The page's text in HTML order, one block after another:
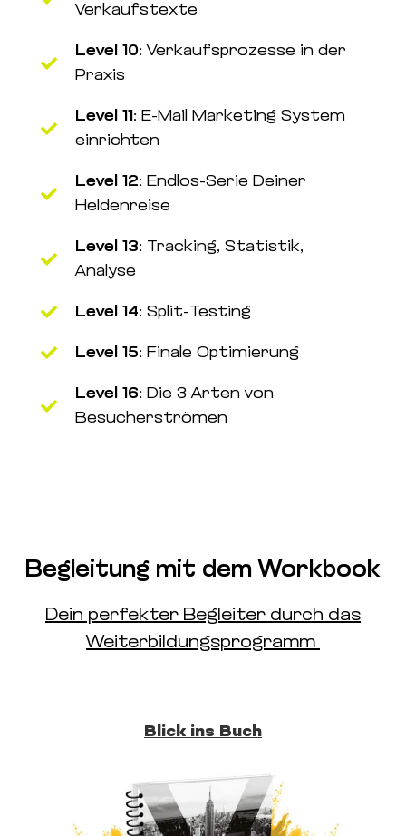
Verkaufstexte
Level 10: Verkaufsprozesse in der
Praxis
Level 11: E-Mail Marketing System
einrichten
Level 12: Endlos-Serie Deiner
Heldenreise
Level 13: Tracking, Statistik,
Analyse
Level 14: Split-Testing
Level 15: Finale Optimierung
Level 16: Die 3 Arten von
Besucherströmen
Begleitung mit dem Workbook
Dein perfekter Begleiter durch das
Weiterbildungsprogramm
Blick ins Buch